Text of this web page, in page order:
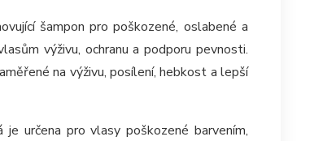
šampon pro poškozené, oslabené a
výživu, ochranu a podporu pevnosti.
na výživu, posílení, hebkost a lepší
je určena pro vlasy poškozené barvením,